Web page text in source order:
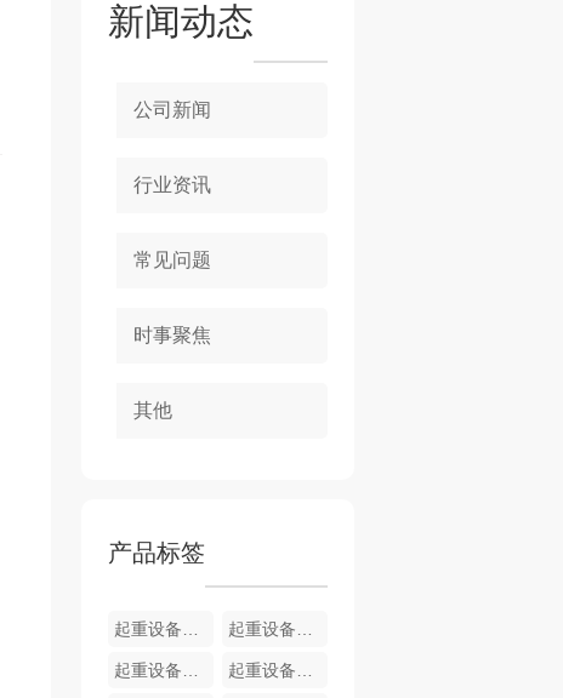
新闻动态
公司新闻
行业资讯
常见问题
时事聚焦
其他
产品标签
起重设备现场改造 起重设备现场安装
起重设备现场维修 起重设备现场维修